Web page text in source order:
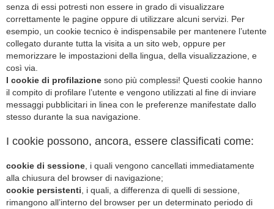
senza di essi potresti non essere in grado di visualizzare
correttamente le pagine oppure di utilizzare alcuni servizi. Per
esempio, un cookie tecnico è indispensabile per mantenere l’utente
collegato durante tutta la visita a un sito web, oppure per
memorizzare le impostazioni della lingua, della visualizzazione, e
così via.
I cookie di profilazione sono più complessi! Questi cookie hanno
il compito di profilare l’utente e vengono utilizzati al fine di inviare
messaggi pubblicitari in linea con le preferenze manifestate dallo
stesso durante la sua navigazione.
I cookie possono, ancora, essere classificati come:
cookie di sessione , i quali vengono cancellati immediatamente
alla chiusura del browser di navigazione;
cookie persistenti , i quali, a differenza di quelli di sessione,
rimangono all’interno del browser per un determinato periodo di